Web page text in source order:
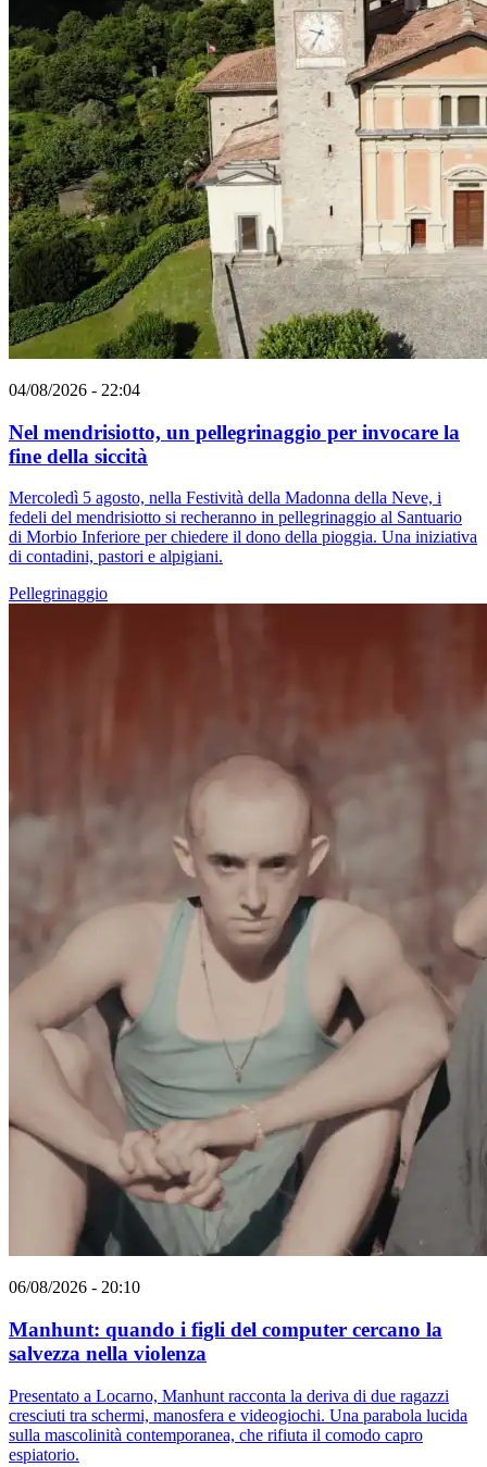
04/08/2026 - 22:04
Nel mendrisiotto, un pellegrinaggio per invocare la
fine della siccità
Mercoledì 5 agosto, nella Festività della Madonna della Neve, i
fedeli del mendrisiotto si recheranno in pellegrinaggio al Santuario
di Morbio Inferiore per chiedere il dono della pioggia. Una iniziativa
di contadini, pastori e alpigiani.
Pellegrinaggio
06/08/2026 - 20:10
Manhunt: quando i figli del computer cercano la
salvezza nella violenza
Presentato a Locarno, Manhunt racconta la deriva di due ragazzi
cresciuti tra schermi, manosfera e videogiochi. Una parabola lucida
sulla mascolinità contemporanea, che rifiuta il comodo capro
espiatorio.